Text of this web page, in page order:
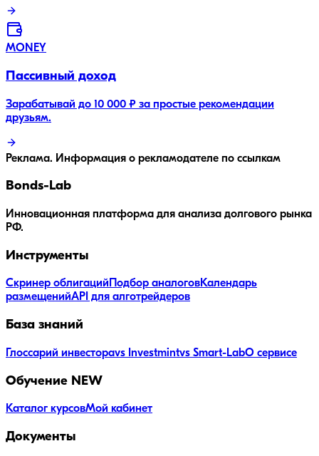
MONEY
Пассивный доход
Зарабатывай до 10 000 ₽ за простые рекомендации
друзьям.
Реклама. Информация о рекламодателе по ссылкам
Bonds-Lab
Инновационная платформа для анализа долгового рынка
РФ.
Инструменты
Скринер облигацийПодбор аналоговКалендарь
размещенийAPI для алготрейдеров
База знаний
Глоссарий инвестораvs Investmintvs Smart-LabО сервисе
Обучение NEW
Каталог курсовМой кабинет
Документы